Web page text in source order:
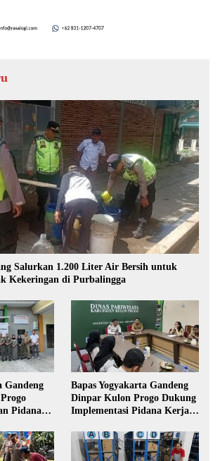
Salurkan 1.200 Liter Air Bersih untuk
Kekeringan di Purbalingga
Gandeng
Pidana
Bapas Yogyakarta Gandeng
Dinpar Kulon Progo Dukung
Implementasi Pidana Kerja